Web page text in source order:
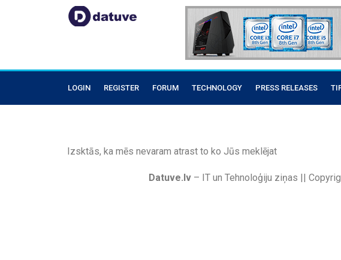
LOGIN REGISTER FORUM TECHNOLOGY PRESS RELEASES
Izsktās, ka mēs nevaram atrast to ko Jūs meklējat
Datuve.lv – IT un Tehnoloģiju ziņas ||